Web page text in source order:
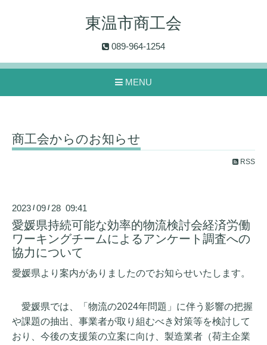
東温市商工会
089-964-1254
MENU
商工会からのお知らせ
RSS
2023 /09 / 28 09:41
愛媛県持続可能な効率的物流検討会経済労働
ワーキングチームによるアンケート調査への
協力について
愛媛県より案内がありましたのでお知らせいたします。
愛媛県では、「物流の2024年問題」に伴う影響の把握
や課題の抽出、事業者が取り組むべき対策等を検討して
おり、今後の支援策の立案に向け、製造業者（荷主企業